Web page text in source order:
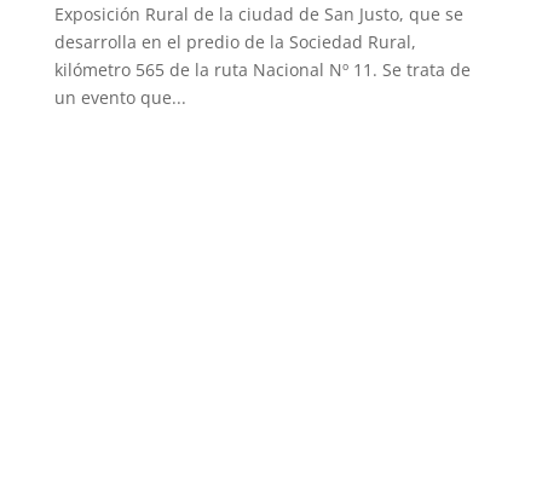
Exposición Rural de la ciudad de San Justo, que se
desarrolla en el predio de la Sociedad Rural,
kilómetro 565 de la ruta Nacional Nº 11. Se trata de
un evento que...